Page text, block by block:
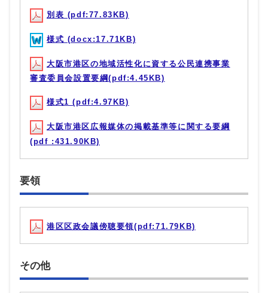
別表 (pdf:77.83KB)
様式 (docx:17.71KB)
大阪市港区の地域活性化に資する公民連携事業
審査委員会設置要綱(pdf:4.45KB)
様式1 (pdf:4.97KB)
大阪市港区広報媒体の掲載基準等に関する要綱
(pdf :431.90KB)
要領
港区区政会議傍聴要領(pdf:71.79KB)
その他